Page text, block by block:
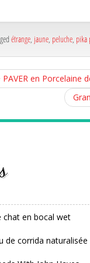
r
étrange jaune peluche pika
en Porcelaine
chat en bocal wet
de corrida naturalisée